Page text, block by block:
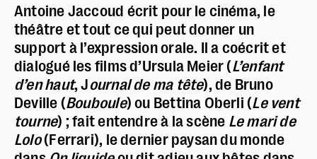
Antoine Jaccoud écrit pour le cinéma, le
théâtre et tout ce qui peut donner un
support à l’expression orale. Il a coécrit et
dialogué les films d’Ursula Meier (L’enfant
d’en haut, Journal de ma tête), de Bruno
Deville (Bouboule) ou Bettina Oberli (Le vent
tourne) ; fait entendre à la scène Le mari de
Lolo(Ferrari), le dernier paysan du monde